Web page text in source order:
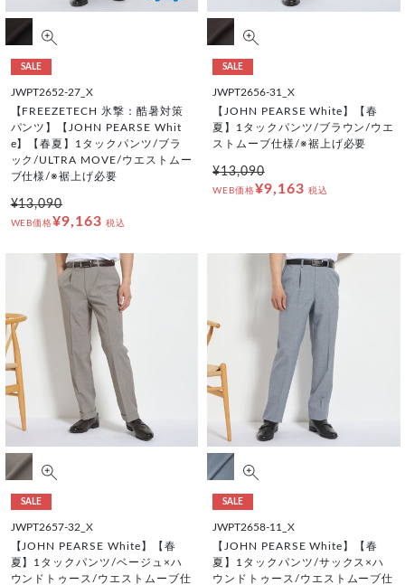
SALE
JWPT2652-27_X
【FREEZETECH 氷撃：酷暑対策
パンツ】【JOHN PEARSE Whit
e】【春夏】1タックパンツ/ブラ
ック/ULTRA MOVE/ウエストムー
ブ仕様/※裾上げ必要
¥13,090
WEB価格¥9,163 税込
SALE
JWPT2656-31_X
【JOHN PEARSE White】【春
夏】1タックパンツ/ブラウン/ウエ
ストムーブ仕様/※裾上げ必要
¥13,090
WEB価格¥9,163 税込
SALE
JWPT2657-32_X
【JOHN PEARSE White】【春
夏】1タックパンツ/ベージュ×ハ
ウンドトゥース/ウエストムーブ仕
SALE
JWPT2658-11_X
【JOHN PEARSE White】【春
夏】1タックパンツ/サックス×ハ
ウンドトゥース/ウエストムーブ仕